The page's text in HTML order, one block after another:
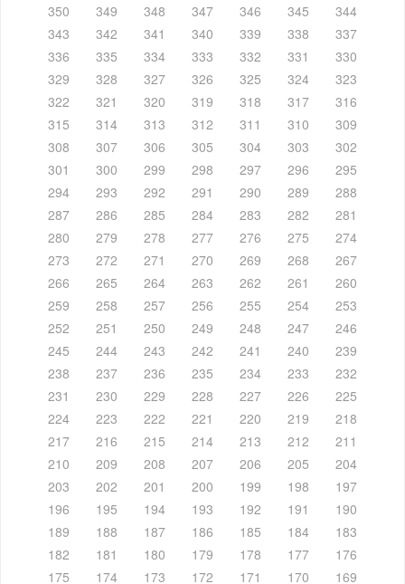
350
349 348 347 346 345
344
343
342 341 340 339 338
337
336
335 334 333 332 331
330
329
328 327 326 325 324
323
322
321 320 319 318 317
316
315
314 313 312 311 310
309
308
307 306 305 304 303
302
301
300 299 298 297 296
295
294
293 292 291 290 289
288
287
286 285 284 283 282
281
280
279 278 277 276 275
274
273
272 271 270 269 268
267
266
265 264 263 262 261
260
259
258 257 256 255 254
253
252
251 250 249 248 247
246
245
244 243 242 241 240
239
238
237 236 235 234 233
232
231
230 229 228 227 226
225
224
223 222 221 220 219
218
217
216 215 214 213 212
211
210
209 208 207 206 205
204
203
202 201 200 199 198
197
196
195 194 193 192 191
190
189
188 187 186 185 184
183
182
181 180 179 178 177
176
175
174 173 172 171 170
169